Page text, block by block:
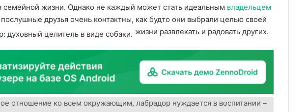
семейной жизни. Однако не каждый может стать идеальным владельцем
друзья очень контактны, как будто они выбрали целью своей
жизни развлекать и радовать других.
отношение ко всем окружающим, лабрадор нуждается в воспитании –